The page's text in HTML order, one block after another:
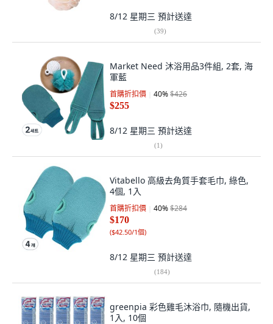
8/12 星期三 預計送達
(39)
Market Need 沐浴用品3件組, 2套, 海
軍藍
首購折扣價 40%$426
$255
8/12 星期三 預計送達
(1)
Vitabello 高級去角質手套毛巾, 綠色,
4個, 1入
首購折扣價 40%$284
$170
($42.50/1個)
8/12 星期三 預計送達
(184)
greenpia 彩色雞毛沐浴巾, 隨機出貨,
1入, 10個